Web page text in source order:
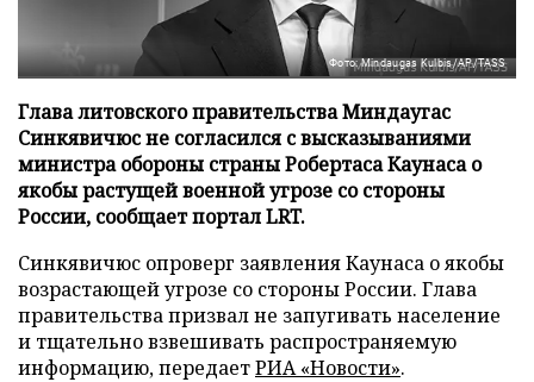
Фото: Mindaugas Kulbis/AP/TASS
Глава литовского правительства Миндаугас
Синкявичюс не согласился с высказываниями
министра обороны страны Робертаса Каунаса о
якобы растущей военной угрозе со стороны
России, сообщает портал LRT.
Синкявичюс опроверг заявления Каунаса о якобы
возрастающей угрозе со стороны России. Глава
правительства призвал не запугивать население
и тщательно взвешивать распространяемую
информацию, передаетРИА «Новости».